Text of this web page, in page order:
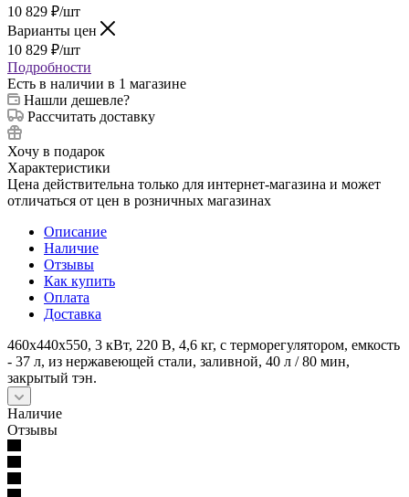
10 829 ₽/шт
Варианты цен
10 829 ₽/шт
Подробности
Есть в наличии в 1 магазине
Нашли дешевле?
Рассчитать доставку
Хочу в подарок
Характеристики
Цена действительна только для интернет-магазина и может
отличаться от цен в розничных магазинах
Описание
Наличие
Отзывы
Как купить
Оплата
Доставка
460х440х550, 3 кВт, 220 В, 4,6 кг, с терморегулятором, емкость
- 37 л, из нержавеющей стали, заливной, 40 л / 80 мин,
закрытый тэн.
Наличие
Отзывы